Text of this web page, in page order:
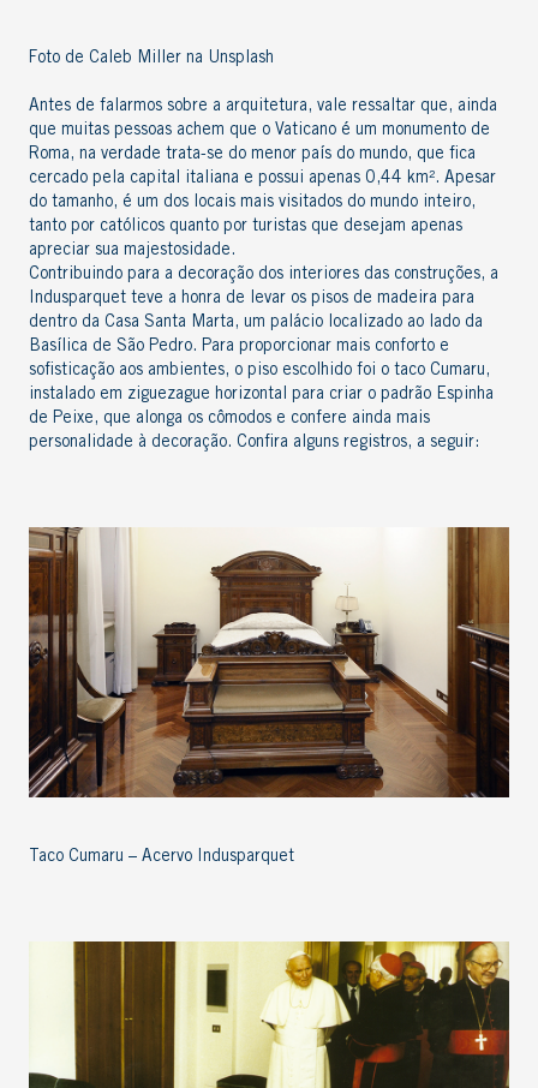
Foto de Caleb Miller na Unsplash
Antes de falarmos sobre a arquitetura, vale ressaltar que, ainda
que muitas pessoas achem que o Vaticano é um monumento de
Roma, na verdade trata-se do menor país do mundo, que fica
cercado pela capital italiana e possui apenas 0,44 km². Apesar
do tamanho, é um dos locais mais visitados do mundo inteiro,
tanto por católicos quanto por turistas que desejam apenas
apreciar sua majestosidade.
Contribuindo para a decoração dos interiores das construções, a
Indusparquet teve a honra de levar os pisos de madeira para
dentro da Casa Santa Marta, um palácio localizado ao lado da
Basílica de São Pedro. Para proporcionar mais conforto e
sofisticação aos ambientes, o piso escolhido foi o taco Cumaru,
instalado em ziguezague horizontal para criar o padrão Espinha
de Peixe , que alonga os cômodos e confere ainda mais
personalidade à decoração. Confira alguns registros, a seguir:
Taco Cumaru – Acervo Indusparquet